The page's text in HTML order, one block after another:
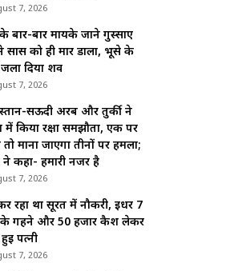
7, 2026
के बार-बार मायके जाने गुस्साए
सास को ही मार डाला, भूसे के
दिया शव
7, 2026
सऊदी अरब और तुर्की ने
में किया रक्षा समझौता, एक पर
माना जाएगा तीनों पर हमला;
ने कहा- हमारी नजर है
7, 2026
रहा था सूरत में नौकरी, इधर 7
गहने और 50 हजार कैश लेकर
पत्नी
7, 2026